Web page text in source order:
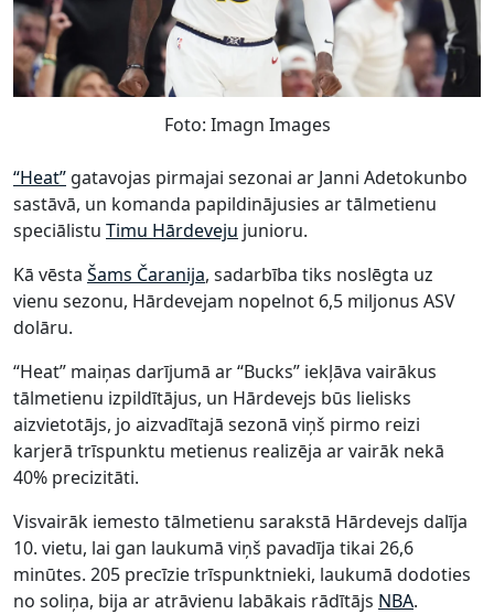
Foto: Imagn Images
“Heat” gatavojas pirmajai sezonai ar Janni Adetokunbo
sastāvā, un komanda papildinājusies ar tālmetienu
speciālistu Timu Hārdeveju junioru.
Kā vēsta Šams Čaranija, sadarbība tiks noslēgta uz
vienu sezonu, Hārdevejam nopelnot 6,5 miljonus ASV
dolāru.
“Heat” maiņas darījumā ar “Bucks” iekļāva vairākus
tālmetienu izpildītājus, un Hārdevejs būs lielisks
aizvietotājs, jo aizvadītajā sezonā viņš pirmo reizi
karjerā trīspunktu metienus realizēja ar vairāk nekā
40% precizitāti.
Visvairāk iemesto tālmetienu sarakstā Hārdevejs dalīja
10. vietu, lai gan laukumā viņš pavadīja tikai 26,6
minūtes. 205 precīzie trīspunktnieki, laukumā dodoties
no soliņa, bija ar atrāvienu labākais rādītājs NBA.